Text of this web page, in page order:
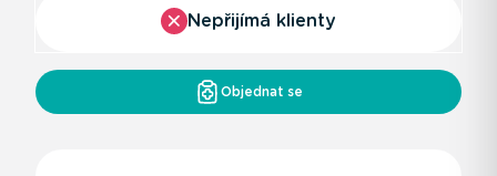
Nepřijímá klienty
Objednat se